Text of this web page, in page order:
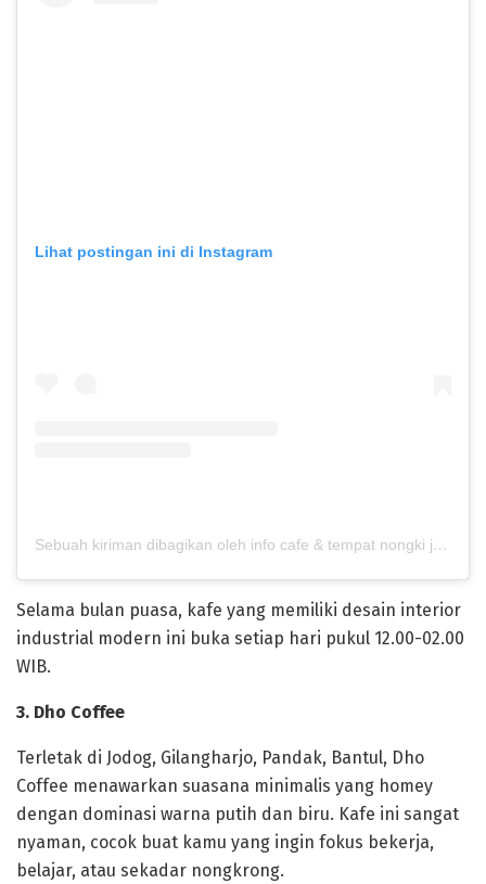
Lihat postingan ini di Instagram
Sebuah kiriman dibagikan oleh info cafe & tempat nongki jogja (@cafe.bulary)
Selama bulan puasa, kafe yang memiliki desain interior
industrial modern ini buka setiap hari pukul 12.00-02.00
WIB.
3. Dho Coffee
Terletak di Jodog, Gilangharjo, Pandak, Bantul, Dho
Coffee menawarkan suasana minimalis yang homey
dengan dominasi warna putih dan biru. Kafe ini sangat
nyaman, cocok buat kamu yang ingin fokus bekerja,
belajar, atau sekadar nongkrong.